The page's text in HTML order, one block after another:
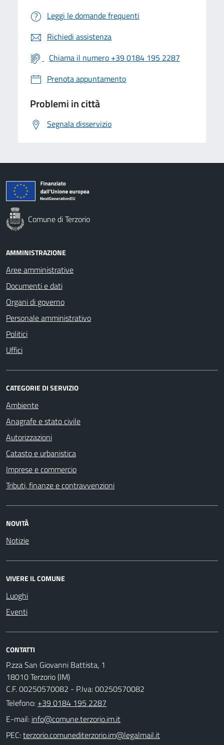
Leggi le domande frequenti
Richiedi assistenza
Chiama il numero +39 0184 195 2287
Prenota appuntamento
Problemi in città
Segnala disservizio
Comune di Terzorio
AMMINISTRAZIONE
Aree amministrative
Documenti e dati
Organi di governo
Personale amministrativo
Politici
Uffici
CATEGORIE DI SERVIZIO
Ambiente
Anagrafe e stato civile
Autorizzazioni
Catasto e urbanistica
Imprese e commercio
Tributi, finanze e contravvenzioni
NOVITÀ
Notizie
VIVERE IL COMUNE
Luoghi
Eventi
CONTATTI
P.zza San Giovanni Battista, 1
18010 Terzorio (IM)
C.F. 00250570082 - P.Iva: 00250570082
Telefono: +39 0184 195 2287
E-mail:
PEC: